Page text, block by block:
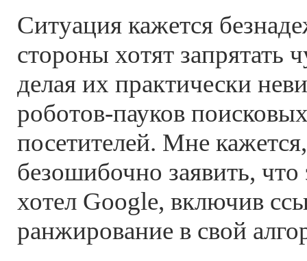
Ситуация кажется
стороны хотят запрятать
делая их практически
роботов-пауков
посетителей. Мне
безошибочно заявить,
хотел Google, включив
ранжирование в свой